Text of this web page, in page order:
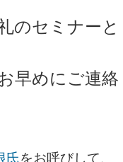
のセミナーと
早めにご連絡
氏をお呼びして、